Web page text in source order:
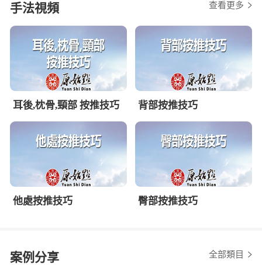
手法視頻 查看更多
耳後,枕骨,頸部 按推技巧 背部按推技巧
他處按推技巧 臀部按推技巧
案例分享 全部類目